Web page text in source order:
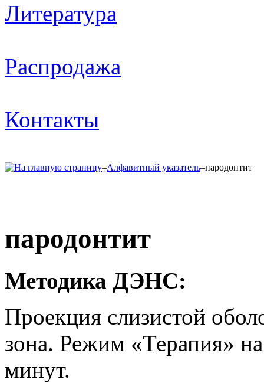
Литература
Распродажа
Контакты
–Алфавитный указатель–пародонтит
пародонтит
Методика ДЭНС:
Проекция слизистой
зона. Режим «Терапия»
минут.